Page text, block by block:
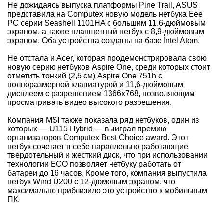
Не дожидаясь выпуска платформы Pine Trail, ASUS
представила на Computex новую модель нетбука Eee
PC серии Seashell 1101HA с большим 11,6-дюймовым
экраном, а также планшетный нетбук с 8,9-дюймовым
экраном. Оба устройства созданы на базе Intel Atom.
Не отстала и Acer, которая продемонстрировала свою
новую серию нетбуков Aspire One, среди которых стоит
отметить тонкий (2,5 см) Aspire One 751h с
полноразмерной клавиатурой и 11,6-дюймовым
дисплеем с разрешением 1366x768, позволяющим
просматривать видео высокого разрешения.
Компания MSI также показала ряд нетбуков, один из
которых — U115 Hybrid — выиграл премию
организаторов Computex Best Choice award. Этот
нетбук сочетает в себе параллельно работающие
твердотельный и жесткий диск, что при использовании
технологии ECO позволяет нетбуку работать от
батареи до 16 часов. Кроме того, компания выпустила
нетбук Wind U200 с 12-дюмовым экраном, что
максимально приблизило это устройство к мобильным
ПК.